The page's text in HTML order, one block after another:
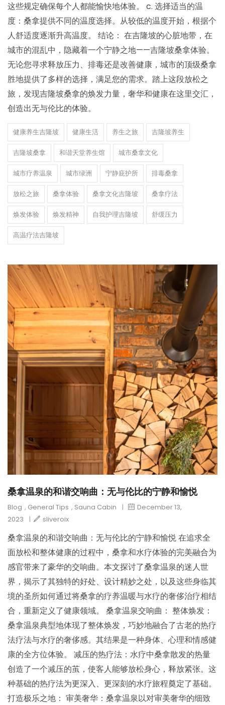
这些规定确保每个人都能愉快地体验。 c. 选择适当的温
度：桑拿提供不同的温度选择。从较低的温度开始，根据个
人舒适度逐渐升高温度。 结论： 在吉隆坡的心脏地带，在
城市的混乱中，隐藏着一个宁静之地——吉隆坡桑拿体验。
无论您寻求释放压力、排毒还是改善健康，城市的顶级桑拿
胜地提供了多样的选择，满足您的需求。踏上这段放松之
旅，发现吉隆坡桑拿的焕发力量，奢华和健康在这里交汇，
创造出无与伦比的体验。
健康养生吉隆坡 健康生活 养生之旅 吉隆坡养生
吉隆坡桑拿 和谐天堂养生馆 城市桑拿文化
城市疗养温泉 城市绿洲 宁静庇护所 排毒桑拿
放松之旅 桑拿体验 桑拿文化吉隆坡 桑拿疗法
焕发体验 焕发精神 自我护理吉隆坡 舒缓压力
高温疗法吉隆坡
桑拿温泉的和谐交响曲：无与伦比的宁静和愉悦
Blog , General Tips , Sauna Cabin |
December 13,
2023
| sliveroix
桑拿温泉的和谐交响曲：无与伦比的宁静和愉悦 在追求全
面放松和整体健康的过程中，桑拿和水疗体验的完美融合为
感官带来了豪华的交响曲。本文探讨了桑拿温泉的迷人世
界，揭示了其独特的好处、设计精妙之处，以及这些身临其
境的圣所如何通过将桑拿的疗养温暖与水疗的奢侈治疗相结
合，重新定义了健康领域。 桑拿温泉交响曲： 整体焕发：
桑拿温泉典型地体现了整体焕发，巧妙地融合了古老的热疗
法疗法与水疗的奢侈感。其结果是一种身体、心理和情感健
康的全方位体验。 减压的热疗法：水疗中桑拿散发的热量
创造了一个减压的茧，使客人能够放松身心，释放紧张。这
种基础的热疗法为更深入、更深刻的水疗旅程奠定了基础。
打造极乐之地： 审美奢华：桑拿温泉以对审美奢华的细致